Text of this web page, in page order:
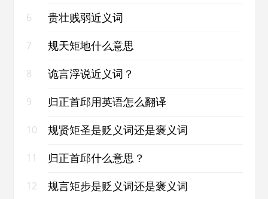
6 贵壮贱弱近义词
7 规天矩地什么意思
8 诡言浮说近义词？
9 归正首邱用英语怎么翻译
10 规贤矩圣是贬义词还是褒义词
11 归正首邱什么意思？
12 规言矩步是贬义词还是褒义词